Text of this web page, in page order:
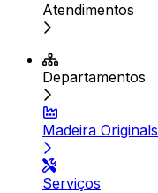
Atendimentos
Departamentos
Madeira Originals
Serviços